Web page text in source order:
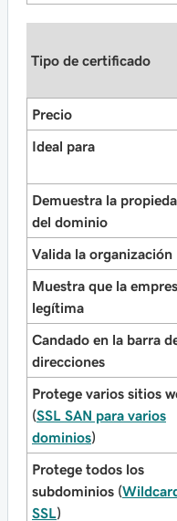
Tipo de certificado‌‌
Precio
Ideal para
Demuestra la
del dominio
Valida la organización
Muestra que la
legítima
Candado en la barra
direcciones
Protege varios sitios
(SSL SAN para varios
dominios)
Protege todos los
subdominios (
SSL )